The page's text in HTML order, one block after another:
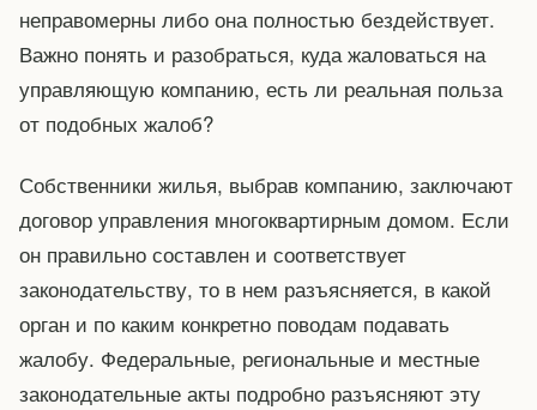
неправомерны либо она полностью бездействует.
Важно понять и разобраться, куда жаловаться на
управляющую компанию, есть ли реальная польза
от подобных жалоб?
Собственники жилья, выбрав компанию, заключают
договор управления многоквартирным домом. Если
он правильно составлен и соответствует
законодательству, то в нем разъясняется, в какой
орган и по каким конкретно поводам подавать
жалобу. Федеральные, региональные и местные
законодательные акты подробно разъясняют эту